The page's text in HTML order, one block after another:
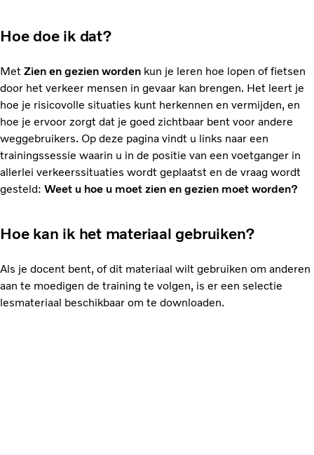
Hoe doe ik dat?
Met Zien en gezien worden kun je leren hoe lopen of fietsen
door het verkeer mensen in gevaar kan brengen. Het leert je
hoe je risicovolle situaties kunt herkennen en vermijden, en
hoe je ervoor zorgt dat je goed zichtbaar bent voor andere
weggebruikers. Op deze pagina vindt u links naar een
trainingssessie waarin u in de positie van een voetganger in
allerlei verkeerssituaties wordt geplaatst en de vraag wordt
gesteld: Weet u hoe u moet zien en gezien moet worden?
Hoe kan ik het materiaal gebruiken?
Als je docent bent, of dit materiaal wilt gebruiken om anderen
aan te moedigen de training te volgen, is er een selectie
lesmateriaal beschikbaar om te downloaden.